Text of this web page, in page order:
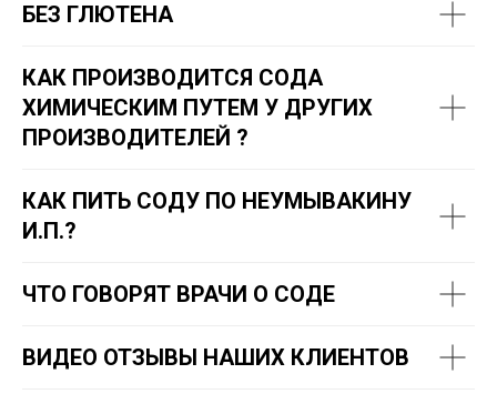
БЕЗ ГЛЮТЕНА
КАК ПРОИЗВОДИТСЯ СОДА
ХИМИЧЕСКИМ ПУТЕМ У ДРУГИХ
ПРОИЗВОДИТЕЛЕЙ ?
КАК ПИТЬ СОДУ ПО НЕУМЫВАКИНУ
И.П.?
ЧТО ГОВОРЯТ ВРАЧИ О СОДЕ
ВИДЕО ОТЗЫВЫ НАШИХ КЛИЕНТОВ